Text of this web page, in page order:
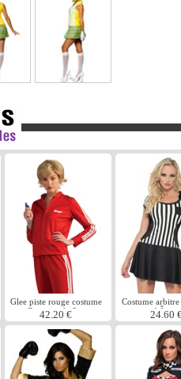
Glee piste rouge costume
Costume de Sue
42.20 €
Costume
fiÃ¨vre
24.60